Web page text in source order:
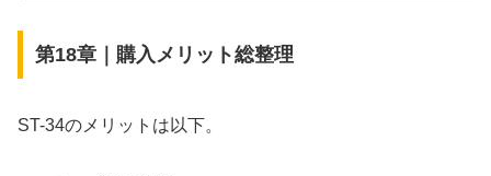
第18章｜購入メリット総整理
ST-34のメリットは以下。